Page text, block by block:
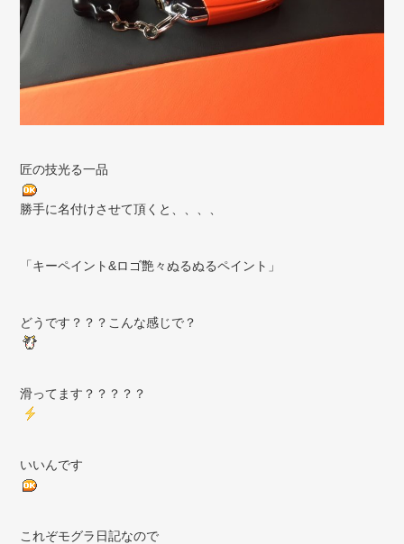
匠の技光る一品
勝手に名付けさせて頂くと、、、、
「キーペイント&ロゴ艶々ぬるぬるペイント」
どうです？？？こんな感じで？
滑ってます？？？？？
いいんです
これぞモグラ日記なので